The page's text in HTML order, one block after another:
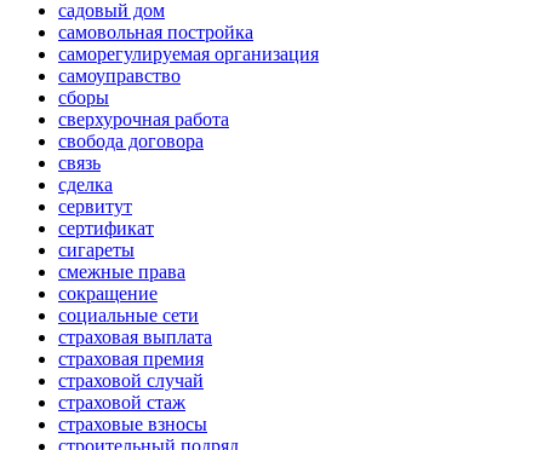
садовый дом
самовольная постройка
саморегулируемая организация
самоуправство
сборы
сверхурочная работа
свобода договора
связь
сделка
сервитут
сертификат
сигареты
смежные права
сокращение
социальные сети
страховая выплата
страховая премия
страховой случай
страховой стаж
страховые взносы